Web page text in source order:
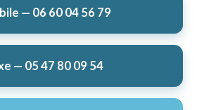
— 06 60 04 56 79
— 05 47 80 09 54